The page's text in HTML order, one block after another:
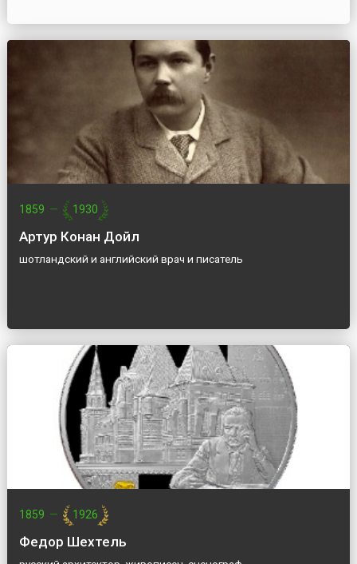
1859 — 1930
Артур Конан Дойл
шотландский и английский врач и писатель
1859 — 1926
Федор Шехтель